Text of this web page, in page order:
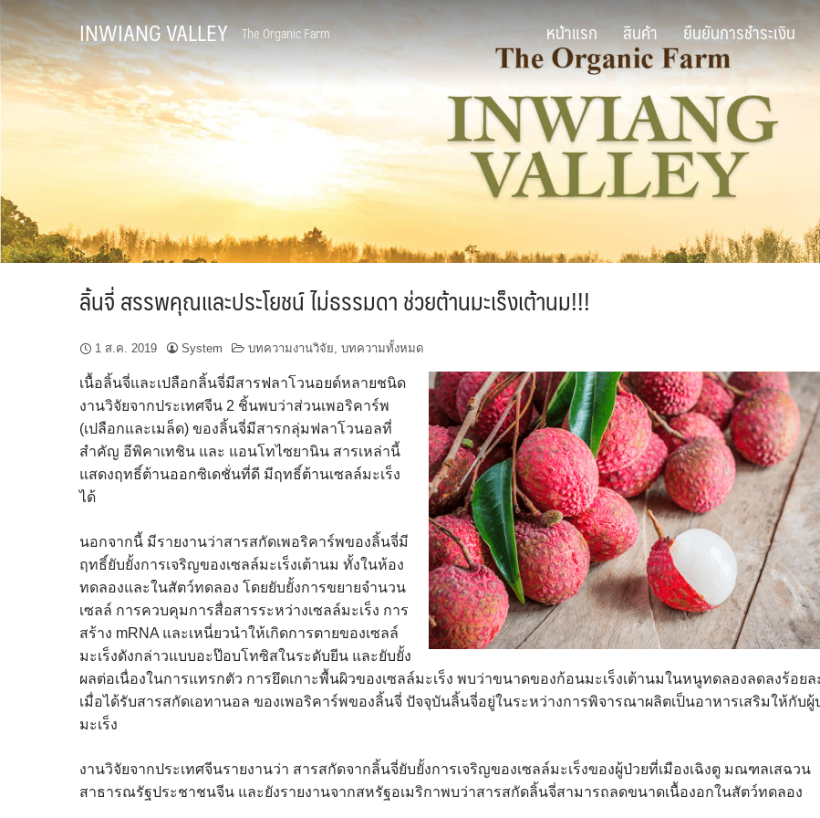
Skip
to
content
INWIANG VALLEY The Organic Farm หน้าแรก สินค้า ยืนยันการชำระเงิน
ลิ้นจี่ สรรพคุณและประโยชน์ ไม่ธรรมดา ช่วยต้านมะเร็งเต้านม!!!
1 ส.ค. 2019 System บทความงานวิจัย, บทความทั้งหมด
เนื้อลิ้นจี่และเปลือกลิ้นจี่มีสารฟลาโวนอยด์หลายชนิด
งานวิจัยจากประเทศจีน 2 ชิ้นพบว่าส่วนเพอริคาร์พ
(เปลือกและเมล็ด) ของลิ้นจี่มีสารกลุ่มฟลาโวนอลที่
สำคัญ อีพิคาเทชิน และ แอนโทไซยานิน สารเหล่านี้
แสดงฤทธิ์ต้านออกซิเดชั่นที่ดี มีฤทธิ์ต้านเซลล์มะเร็ง
ได้
นอกจากนี้ มีรายงานว่าสารสกัดเพอริคาร์พของลิ้นจี่มี
ฤทธิ์ยับยั้งการเจริญของเซลล์มะเร็งเต้านม ทั้งในห้อง
ทดลองและในสัตว์ทดลอง โดยยับยั้งการขยายจำนวน
เซลล์ การควบคุมการสื่อสารระหว่างเซลล์มะเร็ง การ
สร้าง mRNA และเหนี่ยวนำให้เกิดการตายของเซลล์
มะเร็งดังกล่าวแบบอะป๊อบโทซิสในระดับยีน และยับยั้ง
ผลต่อเนื่องในการแทรกตัว การยึดเกาะพื้นผิวของเซลล์มะเร็ง พบว่าขนาดของก้อนมะเร็งเต้านมในหนูทดลองลดลงร้อยล
เมื่อได้รับสารสกัดเอทานอล ของเพอริคาร์พของลิ้นจี่ ปัจจุบันลิ้นจี่อยู่ในระหว่างการพิจารณาผลิตเป็นอาหารเสริมให้กับผู้
มะเร็ง
งานวิจัยจากประเทศจีนรายงานว่า สารสกัดจากลิ้นจี่ยับยั้งการเจริญของเซลล์มะเร็งของผู้ป่วยที่เมืองเฉิงตู มณฑลเสฉวน
สาธารณรัฐประชาชนจีน และยังรายงานจากสหรัฐอเมริกาพบว่าสารสกัดลิ้นจี่สามารถลดขนาดเนื้องอกในสัตว์ทดลอง